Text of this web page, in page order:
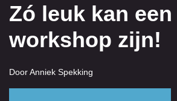
Zó leuk kan
workshop zijn!
Door Anniek Spekking